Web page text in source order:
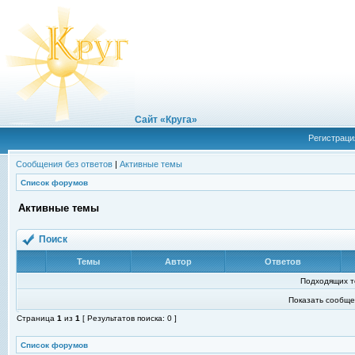
Сайт «Круга»
Сообщения без ответов | Активные темы
Список форумов
Активные темы
Поиск
Темы Автор Ответов
Подходящих
Показать
Страница 1 из 1 [ Результатов поиска: 0 ]
Список форумов